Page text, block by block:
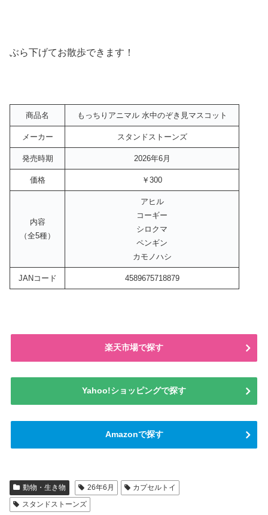
ぶら下げてお散歩できます！
商品名 もっちりアニマル 水中のぞき見マスコット
メーカー スタンドストーンズ
発売時期 2026年6月
価格 ￥300
内容
（全5種）
アヒル
コーギー
シロクマ
ペンギン
カモノハシ
JANコード 4589675718879
楽天市場で探す
Yahoo!ショッピングで探す
Amazonで探す
動物・生き物 26年6月
カプセルトイ
スタンドストーンズ